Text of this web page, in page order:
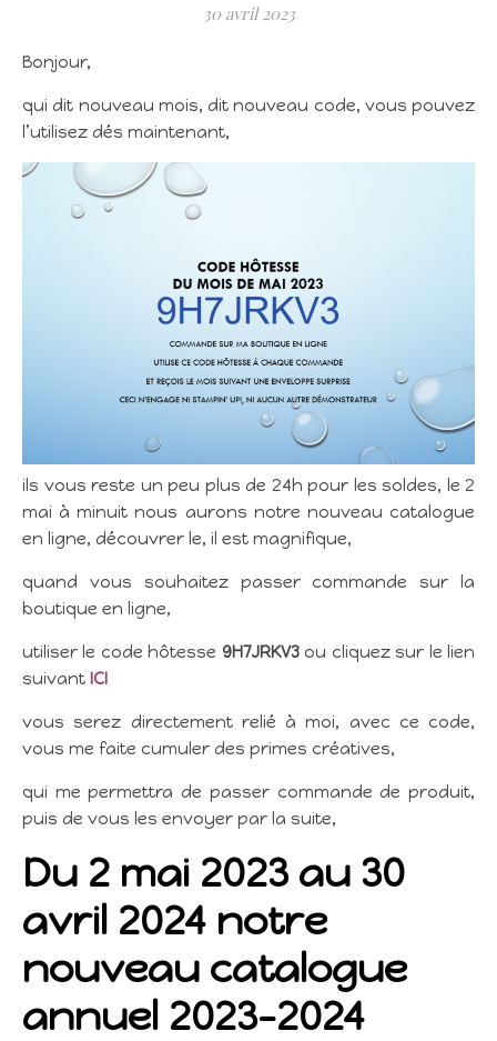
30 avril 2023
Bonjour,
qui dit nouveau mois, dit nouveau code, vous pouvez
l’utilisez dés maintenant,
ils vous reste un peu plus de 24h pour les soldes, le 2
mai à minuit nous aurons notre nouveau catalogue
en ligne, découvrer le, il est magnifique,
quand vous souhaitez passer commande sur la
boutique en ligne,
utiliser le code hôtesse 9H7JRKV3ou cliquez sur le lien
suivant ICI
vous serez directement relié à moi, avec ce code,
vous me faite cumuler des primes créatives,
qui me permettra de passer commande de produit,
puis de vous les envoyer par la suite,
Du 2 mai 2023 au 30
avril 2024 notre
nouveau catalogue
annuel 2023-2024